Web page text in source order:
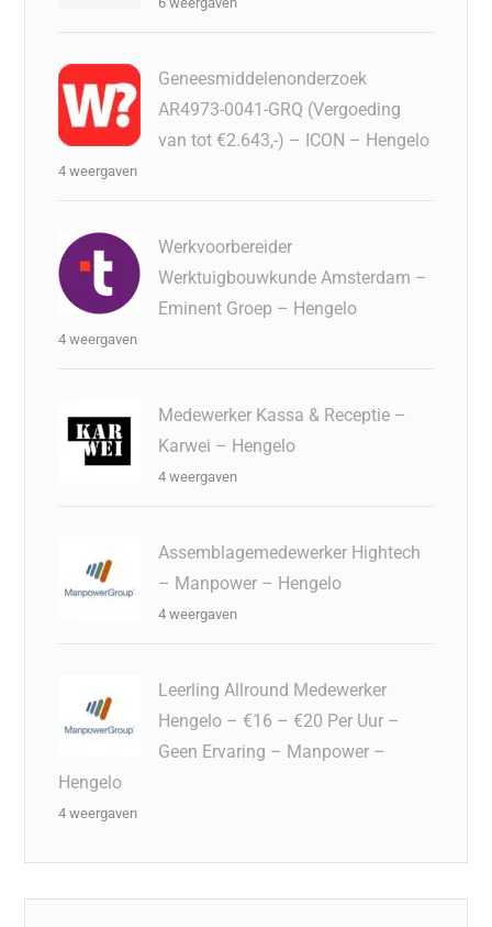
Geneesmiddelenonderzoek
AR4973-0041-GRQ (Vergoeding
van tot €2.643,-) – ICON – Hengelo
4 weergaven
Werkvoorbereider
Werktuigbouwkunde Amsterdam –
Eminent Groep – Hengelo
4 weergaven
Medewerker Kassa & Receptie –
Karwei – Hengelo
4 weergaven
Assemblagemedewerker Hightech
– Manpower – Hengelo
4 weergaven
Leerling Allround Medewerker
Hengelo – €16 – €20 Per Uur –
Geen Ervaring – Manpower –
Hengelo
4 weergaven